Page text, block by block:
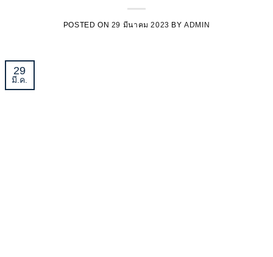
POSTED ON 29 มีนาคม 2023 BYADMIN
29
มี.ค.